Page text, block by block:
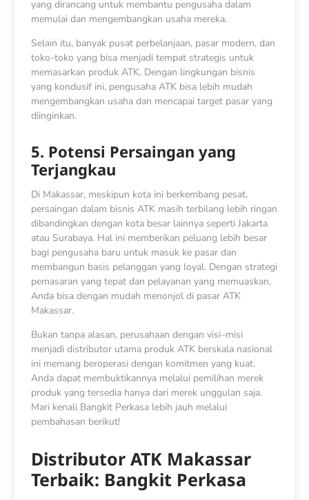
yang dirancang untuk membantu pengusaha dalam
memulai dan mengembangkan usaha mereka.
Selain itu, banyak pusat perbelanjaan, pasar modern, dan
toko-toko yang bisa menjadi tempat strategis untuk
memasarkan produk ATK. Dengan lingkungan bisnis
yang kondusif ini, pengusaha ATK bisa lebih mudah
mengembangkan usaha dan mencapai target pasar yang
diinginkan.
5. Potensi Persaingan yang
Terjangkau
Di Makassar, meskipun kota ini berkembang pesat,
persaingan dalam bisnis ATK masih terbilang lebih ringan
dibandingkan dengan kota besar lainnya seperti Jakarta
atau Surabaya. Hal ini memberikan peluang lebih besar
bagi pengusaha baru untuk masuk ke pasar dan
membangun basis pelanggan yang loyal. Dengan strategi
pemasaran yang tepat dan pelayanan yang memuaskan,
Anda bisa dengan mudah menonjol di pasar ATK
Makassar.
Bukan tanpa alasan, perusahaan dengan visi–misi
menjadi distributor utama produk ATK berskala nasional
ini memang beroperasi dengan komitmen yang kuat.
Anda dapat membuktikannya melalui pemilihan merek
produk yang tersedia hanya dari merek unggulan saja.
Mari kenali Bangkit Perkasa lebih jauh melalui
pembahasan berikut!
Distributor ATK Makassar
Terbaik: Bangkit Perkasa